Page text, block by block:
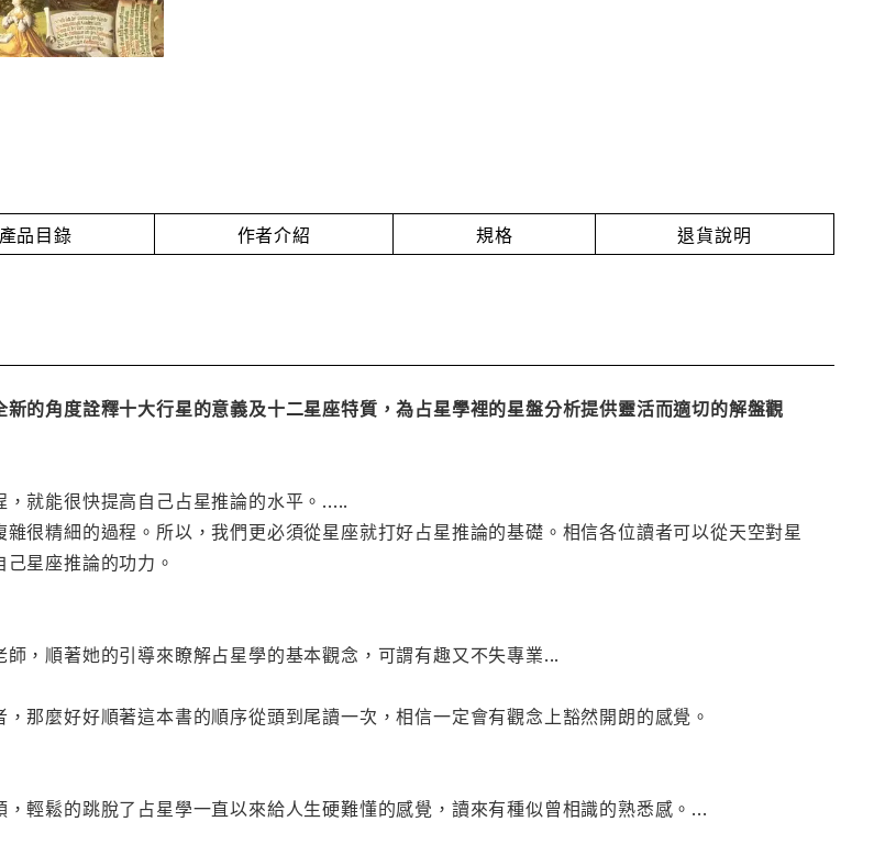
產品目錄 作者介紹 規格 退貨說明
的角度詮釋十大行星的意義及十二星座特質，為占星學裡的星盤分析提供靈活而適切的解盤觀
就能很快提高自己占星推論的水平。.....
很精細的過程。所以，我們更必須從星座就打好占星推論的基礎。相信各位讀者可以從天空對星
星座推論的功力。
，順著她的引導來瞭解占星學的基本觀念，可謂有趣又不失專業...
那麼好好順著這本書的順序從頭到尾讀一次，相信一定會有觀念上豁然開朗的感覺。
輕鬆的跳脫了占星學一直以來給人生硬難懂的感覺，讀來有種似曾相識的熟悉感。...